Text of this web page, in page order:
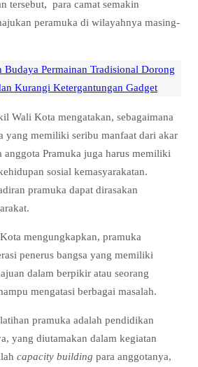
tersebut, para camat semakin
peramuka di wilayahnya masing-
Budaya Permainan Tradisional Dorong
Kurangi Ketergantungan Gadget
Wali Kota mengatakan, sebagaimana
yang memiliki seribu manfaat dari akar
anggota Pramuka juga harus memiliki
sosial kemasyarakatan.
pramuka dapat dirasakan
mengungkapkan, pramuka
penerus bangsa yang memiliki
dalam berpikir atau seorang
mengatasi berbagai masalah.
pramuka adalah pendidikan
yang diutamakan dalam kegiatan
capacity building para anggotanya,